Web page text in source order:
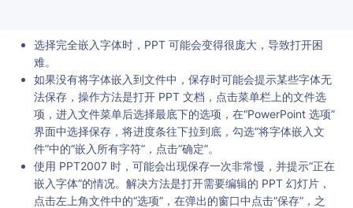
选择完全嵌入字体时，PPT 可能会变得很庞大，导致打开困
难。
如果没有将字体嵌入到文件中，保存时可能会提示某些字体无
法保存，操作方法是打开 PPT 文档，点击菜单栏上的文件选
项，进入文件菜单后选择最底下的选项，在“PowerPoint 选项”
界面中选择保存，将进度条往下拉到底，勾选“将字体嵌入文
件”中的“嵌入所有字符”，点击“确定”。
使用 PPT2007 时，可能会出现保存一次非常慢，并提示“正在
嵌入字体”的情况。解决方法是打开需要编辑的 PPT 幻灯片，
点击左上角文件中的“选项”，在弹出的窗口中点击“保存”，之